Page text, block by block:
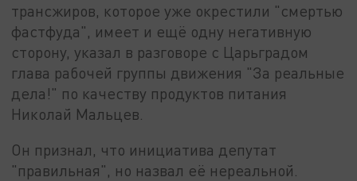
трансжиров, которое уже окрестили "смертью
фастфуда", имеет и ещё одну негативную
сторону, указал в разговоре с Царьградом
глава рабочей группы движения "За реальные
дела!" по качеству продуктов питания
Николай Мальцев.
Он признал, что инициатива депутат
"правильная", но назвал её нереальной.